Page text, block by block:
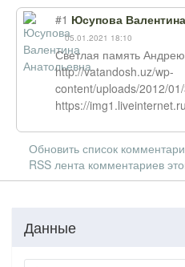
#1 Юсупова
05.01.2021 18:10
Светлая память
http://vatandosh.uz/wp-
content/uploads/2012/
https://
Обновить список
RSS лента комментариев
Данные